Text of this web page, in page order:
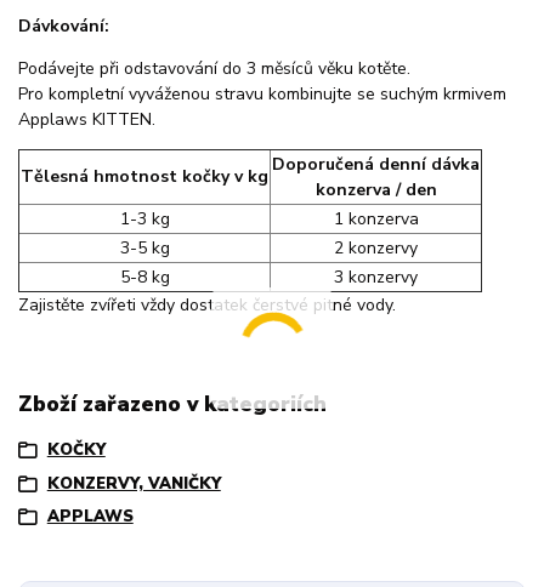
Dávkování:
Podávejte při odstavování do 3 měsíců věku kotěte.
Pro kompletní vyváženou stravu kombinujte se suchým krmivem
Applaws KITTEN.
Tělesná hmotnost kočky v kg
Doporučená denní dávka
konzerva / den
1-3 kg
1 konzerva
3-5 kg
2 konzervy
5-8 kg
3 konzervy
Zajistěte zvířeti vždy dostatek čerstvé pitné vody.
Zboží zařazeno v kategoriích
KOČKY
KONZERVY, VANIČKY
APPLAWS